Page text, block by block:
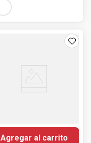
Agregar al carrito